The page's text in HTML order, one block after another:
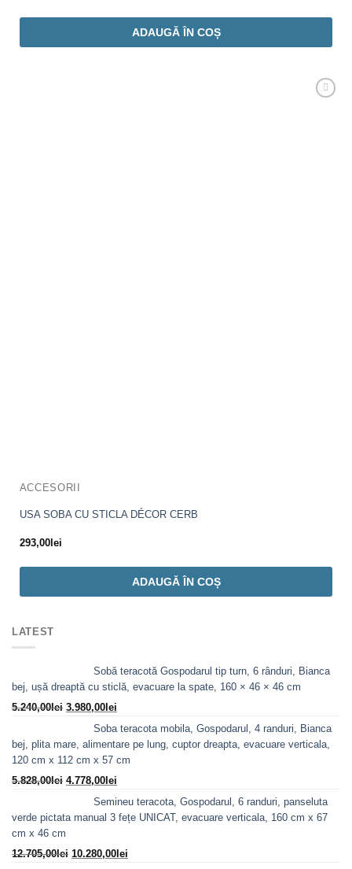
ADAUGĂ ÎN COȘ
ACCESORII
USA SOBA CU STICLA DÉCOR CERB
293,00lei
ADAUGĂ ÎN COȘ
LATEST
Sobă teracotă Gospodarul tip turn, 6 rânduri, Bianca
bej, ușă dreaptă cu sticlă, evacuare la spate, 160 × 46 × 46 cm
5.240,00lei Prețul
fost:
3.980,00 lei
curent
3.980,00lei.
Soba teracota mobila, Gospodarul, 4 randuri, Bianca
bej, plita mare, alimentare pe lung, cuptor dreapta, evacuare verticala,
120 cm x 112 cm x 57 cm
5.828,00lei Prețul
4.778,00 lei
curent
este:
4.778,00lei.
Semineu teracota, Gospodarul, 6 randuri, panseluta
verde pictata manual 3 fețe UNICAT, evacuare verticala, 160 cm x 67
cm x 46 cm
12.705,00lei Prețul
10.280,00 lei